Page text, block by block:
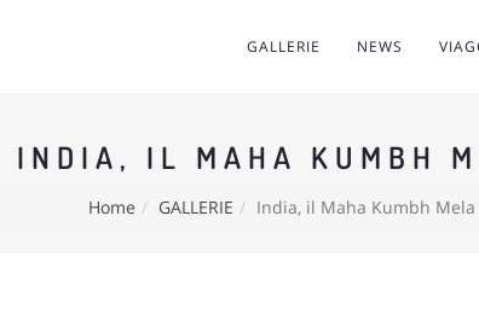
GALLERIE NEWS
INDIA, IL MAHA KUMBH
Home GALLERIE India, il Maha Kumbh Mela